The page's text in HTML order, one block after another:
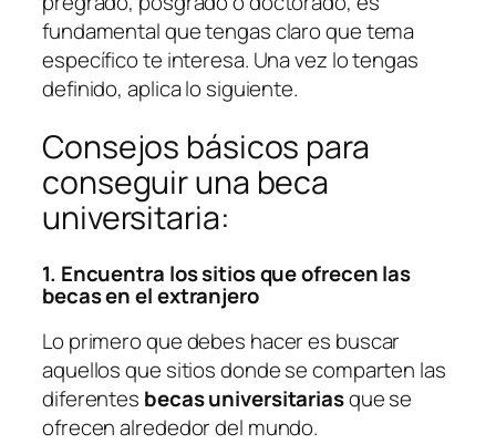
fundamental que tengas claro que tema
específico te interesa. Una vez lo tengas
definido, aplica lo siguiente.
Consejos básicos para
conseguir una beca
universitaria:
1. Encuentra los sitios que ofrecen las
becas en el extranjero
Lo primero que debes hacer es buscar
aquellos que sitios donde se comparten las
diferentes becas universitariasque se
ofrecen alrededor del mundo.